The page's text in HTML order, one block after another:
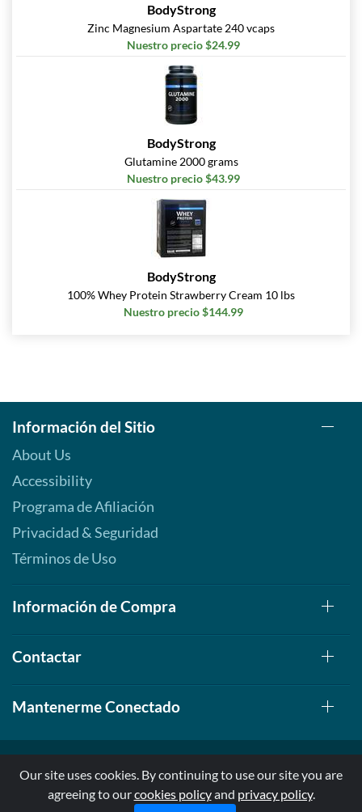
BodyStrong
Zinc Magnesium Aspartate 240 vcaps
Nuestro precio $24.99
BodyStrong
Glutamine 2000 grams
Nuestro precio $43.99
BodyStrong
100% Whey Protein Strawberry Cream 10 lbs
Nuestro precio $144.99
Información del Sitio
About Us
Accessibility
Programa de Afiliación
Privacidad & Seguridad
Términos de Uso
Información de Compra
Contactar
Mantenerme Conectado
© 1999-2026, AllStarHealth.com | All Rights Reserved
Our site uses cookies. By continuing to use our site you are
agreeing to ourcookies policyand privacy policy.